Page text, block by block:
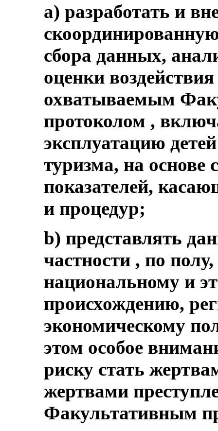
а) разработать и
сбора данных,
оценки
охватываемым
протоколом ,
эксплуатацию
туризма, на основе
показателей,
и процедур;
b) представлять
частности , по полу,
национальному и
происхождению,
экономическому
этом особое
риску стать
жертвами
Факультативным